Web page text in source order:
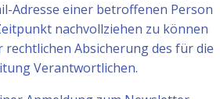
Adresse einer betroffenen Person
nachvollziehen zu können
rechtlichen Absicherung des für die
Verantwortlichen.